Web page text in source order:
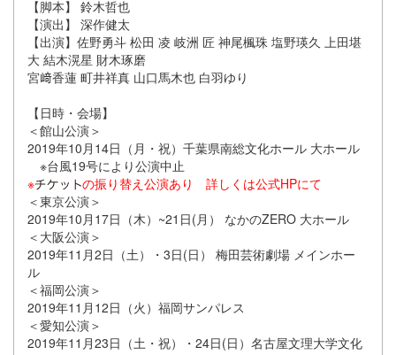
【脚本】 鈴木哲也
【演出】 深作健太
【出演】佐野勇斗 松田 凌 岐洲 匠 神尾楓珠 塩野瑛久 上田堪
大 結木滉星 財木琢磨
宮﨑香蓮 町井祥真 山口馬木也 白羽ゆり
【日時・会場】
＜館山公演＞
2019年10月14日（月・祝）千葉県南総文化ホール 大ホール
※台風19号により公演中止
※
の振り替え公演あり 詳しくは公式HPにて
＜東京公演＞
2019年10月17日（木）~21日(月） なかのZERO 大ホール
＜大阪公演＞
2019年11月2日（土）・3日(日） 梅田芸術劇場 メインホー
ル
＜福岡公演＞
2019年11月12日（火）福岡サンパレス
＜愛知公演＞
2019年11月23日（土・祝）・24日(日）名古屋文理大学文化